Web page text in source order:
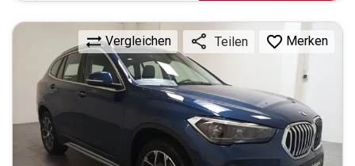
Vergleichen Teilen Merken